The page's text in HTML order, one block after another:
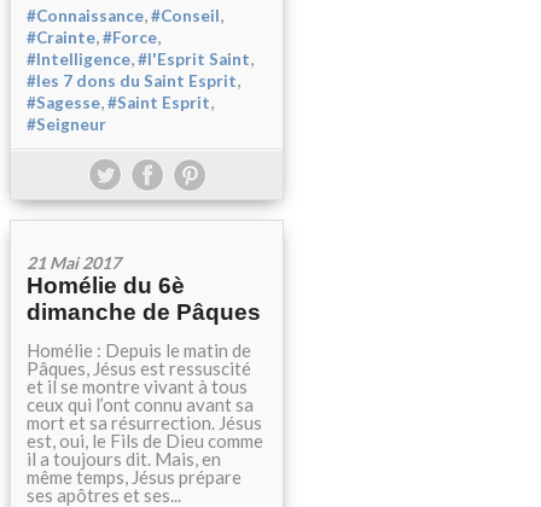
#Connaissance #Conseil
#Crainte #Force
#Intelligence #l'Esprit Saint
#les 7 dons du Saint Esprit
#Sagesse #Saint Esprit
#Seigneur
21 Mai 2017
Homélie du 6è
dimanche de Pâques
Homélie : Depuis le matin de
Pâques, Jésus est ressuscité
et il se montre vivant à tous
ceux qui l’ont connu avant sa
mort et sa résurrection. Jésus
est, oui, le Fils de Dieu comme
il a toujours dit. Mais, en
même temps, Jésus prépare
ses apôtres et ses...